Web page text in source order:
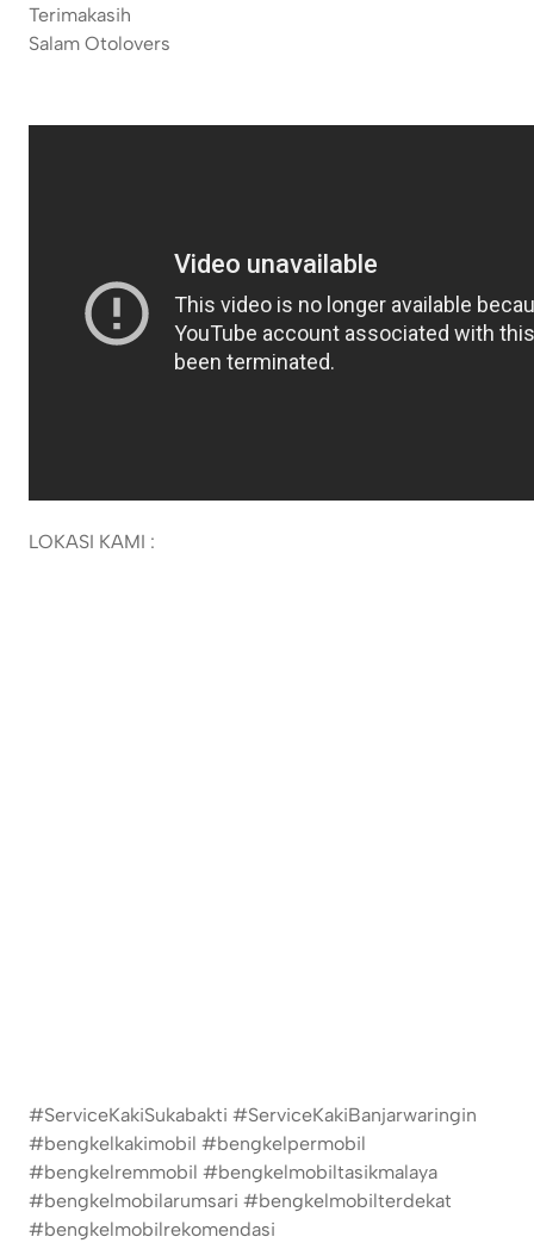
Terimakasih
Salam Otolovers
LOKASI KAMI :
#ServiceKakiSukabakti #ServiceKakiBanjarwaringin
#bengkelkakimobil #bengkelpermobil
#bengkelremmobil #bengkelmobiltasikmalaya
#bengkelmobilarumsari #bengkelmobilterdekat
#bengkelmobilrekomendasi